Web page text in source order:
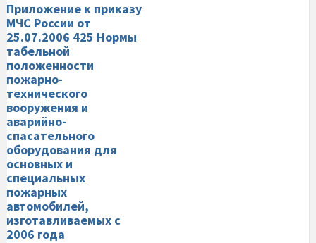
Приложение к приказу
МЧС России от
25.07.2006 425 Нормы
табельной
положенности
пожарно-
технического
вооружения и
аварийно-
спасательного
оборудования для
основных и
специальных
пожарных
автомобилей,
изготавливаемых с
2006 года